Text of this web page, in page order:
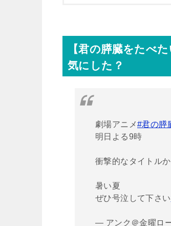
【君の膵臓をたべ
気にした？
劇場アニメ#君の膵
明日よる9時
衝撃的なタイトル
暑い夏
ぜひ号泣して下さい
— アンク＠金曜ロ